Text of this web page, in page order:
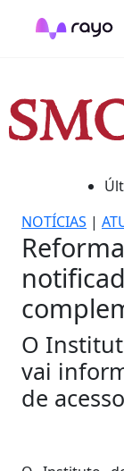
NOTÍCIAS |
O
vai
de